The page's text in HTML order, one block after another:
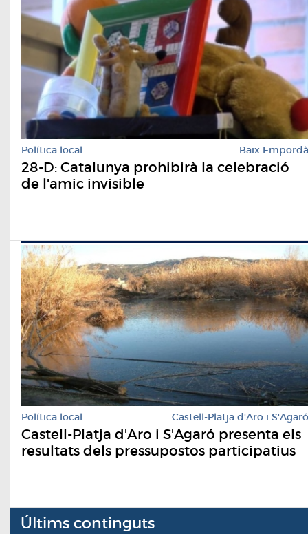
Política local Baix Empordà
28-D: Catalunya prohibirà la celebració
de l'amic invisible
Política local Castell-Platja d'Aro i S'Agaró
Castell-Platja d'Aro i S'Agaró presenta els
resultats dels pressupostos participatius
Últims continguts